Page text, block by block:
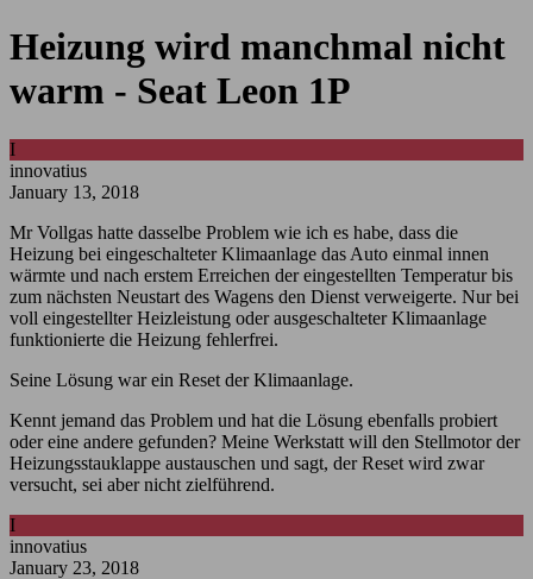
Heizung wird manchmal nicht
warm - Seat Leon 1P
I
innovatius
January 13, 2018
Mr Vollgas hatte dasselbe Problem wie ich es habe, dass die
Heizung bei eingeschalteter Klimaanlage das Auto einmal innen
wärmte und nach erstem Erreichen der eingestellten Temperatur bis
zum nächsten Neustart des Wagens den Dienst verweigerte. Nur bei
voll eingestellter Heizleistung oder ausgeschalteter Klimaanlage
funktionierte die Heizung fehlerfrei.
Seine Lösung war ein Reset der Klimaanlage.
Kennt jemand das Problem und hat die Lösung ebenfalls probiert
oder eine andere gefunden? Meine Werkstatt will den Stellmotor der
Heizungsstauklappe austauschen und sagt, der Reset wird zwar
versucht, sei aber nicht zielführend.
I
innovatius
January 23, 2018